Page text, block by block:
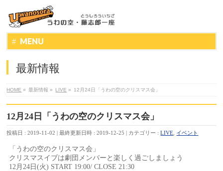
MENU
最新情報
HOME » 最新情報 » LIVE » 12月24日「うわの空のクリスマス会」
12月24日「うわの空のクリスマス会」
投稿日 : 2019-11-02 最終更新日時 : 2019-12-25 カテゴリー :LIVE イベント
「うわの空のクリスマス会」
クリスマスイブは劇団メンバーと楽しく過ごしましょう
12月24日(火) START 19:00/ CLOSE 21:30